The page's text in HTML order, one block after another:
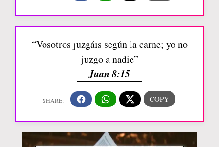
“Vosotros juzgáis según la carne; yo no
juzgo a nadie”
Juan 8:15